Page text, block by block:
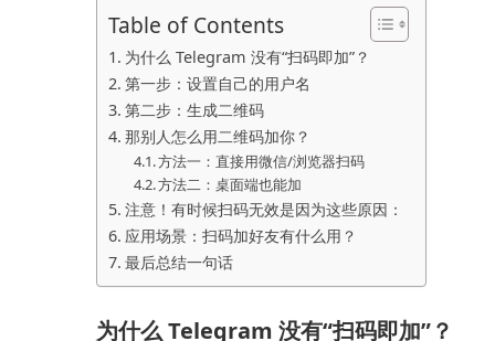
Table of Contents
为什么 Telegram 没有“扫码即加”？
第一步：设置自己的用户名
第二步：生成二维码
那别人怎么用二维码加你？
方法一：直接用微信/浏览器扫码
方法二：桌面端也能加
注意！有时候扫码无效是因为这些原因：
应用场景：扫码加好友有什么用？
最后总结一句话
为什么 Telegram 没有“扫码即加”？